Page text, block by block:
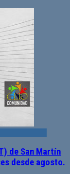
de San Martín
desde agosto.